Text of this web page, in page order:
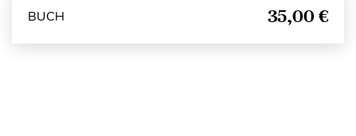
BUCH 35,00 €